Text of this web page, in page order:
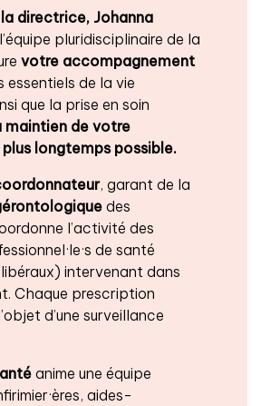
directrice, Johanna
pluridisciplinaire de la
votre accompagnement
essentiels de la vie
que la prise en soin
maintien de votre
longtemps possible.
, garant de la
des
l’activité des
de santé
libéraux) intervenant dans
Chaque prescription
d’une surveillance
anime une équipe
aides-